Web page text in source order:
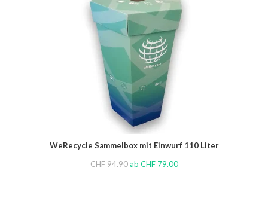
WeRecycle Sammelbox mit Einwurf 110 Liter
CHF94.90 ab CHF79.00